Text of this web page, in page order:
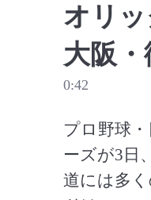
オリ
大阪
0:42
プロ野球
ーズが3日
道には多